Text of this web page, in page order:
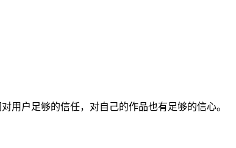
用户足够的信任，对自己的作品也有足够的信心。